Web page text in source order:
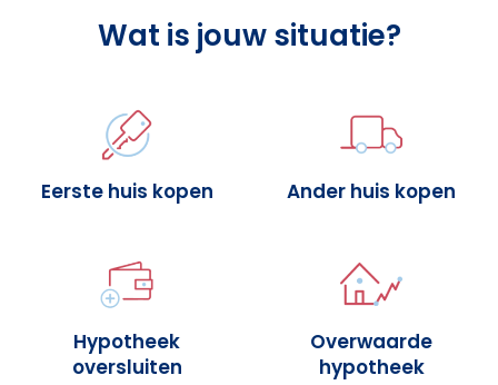
Wat is jouw situatie?
Eerste huis kopen Ander huis kopen
Hypotheek
oversluiten
Overwaarde
hypotheek